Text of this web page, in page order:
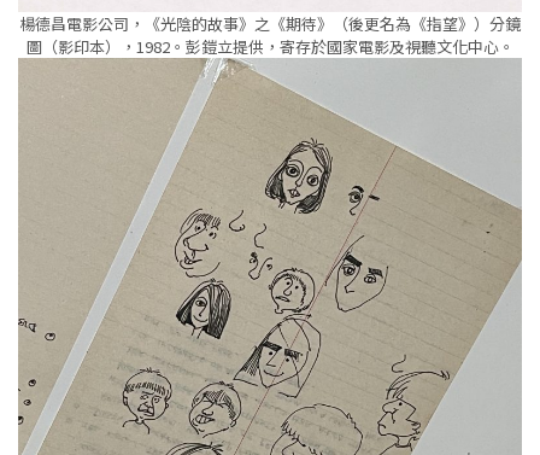
楊德昌電影公司，《光陰的故事》之《期待》（後更名為《指望》）分鏡
圖（影印本），1982。彭鎧立提供，寄存於國家電影及視聽文化中心。